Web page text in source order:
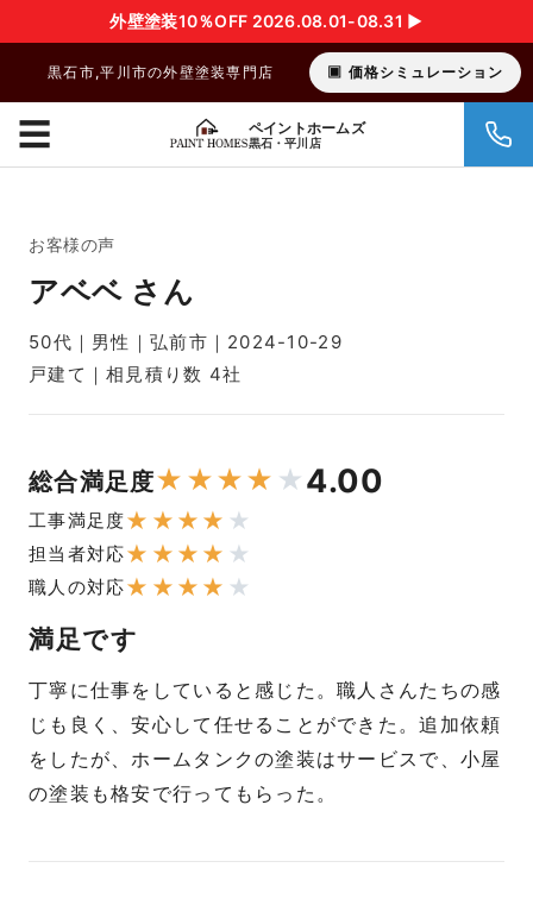
外壁塗装10％OFF 2026.08.01-08.31 ▶︎
黒石市,平川市の外壁塗装専門店 価格シミュレーション
ペイントホームズ
黒石・平川店
☰
お客様の声
アベベ さん
50代｜男性｜弘前市｜2024-10-29
戸建て｜相見積り数 4社
総合満足度★ ★★★ ★ 4.00
工事満足度★ ★ ★ ★ ★
担当者対応★ ★ ★ ★ ★
職人の対応★ ★ ★ ★ ★
満足です
丁寧に仕事をしていると感じた。職人さんたちの感
じも良く、安心して任せることができた。追加依頼
をしたが、ホームタンクの塗装はサービスで、小屋
の塗装も格安で行ってもらった。